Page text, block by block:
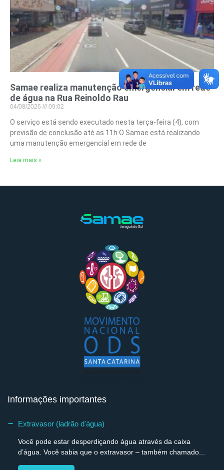
Samae realiza manutenção emergencial em rede
de água na Rua Reinoldo Rau
04/08/2026 09:02
O serviço está sendo executado nesta terça-feira (4), com
previsão de conclusão até as 11h O Samae está realizando
uma manutenção emergencial em rede de
Leia mais »
Informações importantes
Extravasor (ladrão d'água)
Você pode estar desperdiçando água através da caixa
d’água. Você sabia que o extravasor – também chamado...